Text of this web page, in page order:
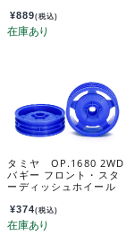
¥889(税込)
タミヤ OP.1680 2WD
バギー フロント・スタ
ーディッシュホイール
¥374(税込)